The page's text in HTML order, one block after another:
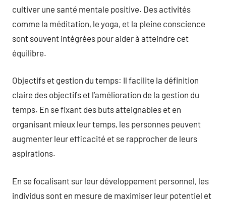
cultiver une santé mentale positive. Des activités
comme la méditation, le yoga, et la pleine conscience
sont souvent intégrées pour aider à atteindre cet
équilibre.
Objectifs et gestion du temps: Il facilite la définition
claire des objectifs et l’amélioration de la gestion du
temps. En se fixant des buts atteignables et en
organisant mieux leur temps, les personnes peuvent
augmenter leur efficacité et se rapprocher de leurs
aspirations.
En se focalisant sur leur développement personnel, les
individus sont en mesure de maximiser leur potentiel et